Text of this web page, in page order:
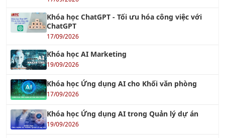
Khóa học ChatGPT - Tối ưu hóa công việc với
ChatGPT
17/09/2026
Khóa học AI Marketing
19/09/2026
Khóa học Ứng dụng AI cho Khối văn phòng
17/09/2026
Khóa học Ứng dụng AI trong Quản lý dự án
19/09/2026